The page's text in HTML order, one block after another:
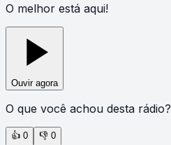
O melhor está aqui!
Ouvir agora
O que você achou desta rádio?
👍 0 👎 0